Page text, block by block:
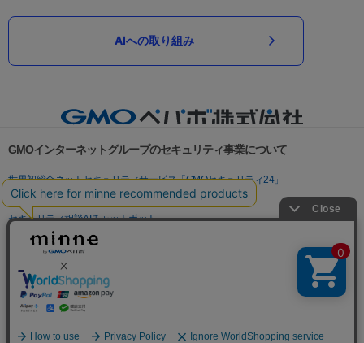
AIへの取り組み
GMOインターネットグループのセキュリティ事業について
世界初総合ネットセキュリティサービス「GMOセキュリティ24」
パスワード漏洩診断
Webサイトリスク診断
セキュリティ相談AIチャットボット
実在証明・盗聴対策
サイバー攻撃対策（GMO Flatt Security）
セキュリティ事業の軌跡